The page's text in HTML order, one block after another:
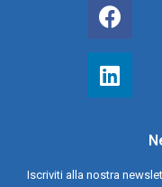
Iscriviti alla nostra